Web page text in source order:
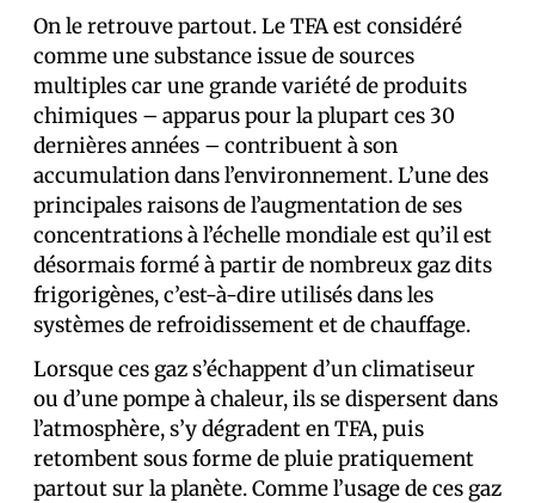
On le retrouve partout. Le TFA est considéré
comme une substance issue de sources
multiples car une grande variété de produits
chimiques – apparus pour la plupart ces 30
dernières années – contribuent à son
accumulation dans l’environnement. L’une des
principales raisons de l’augmentation de ses
concentrations à l’échelle mondiale est qu’il est
désormais formé à partir de nombreux gaz dits
frigorigènes, c’est-à-dire utilisés dans les
systèmes de refroidissement et de chauffage.
Lorsque ces gaz s’échappent d’un climatiseur
ou d’une pompe à chaleur, ils se dispersent dans
l’atmosphère, s’y dégradent en TFA, puis
retombent sous forme de pluie pratiquement
partout sur la planète. Comme l’usage de ces gaz